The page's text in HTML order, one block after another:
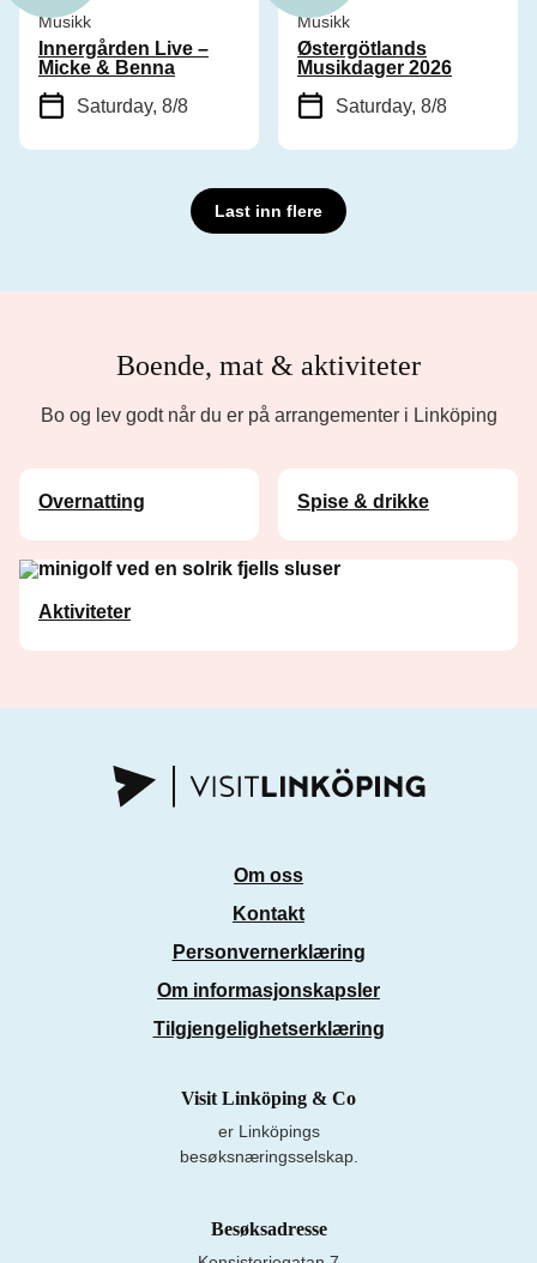
Musikk
Innergården Live –
Micke & Benna
Saturday, 8/8
Musikk
Østergötlands
Musikdager 2026
Saturday, 8/8
Last inn flere
Boende, mat & aktiviteter
Bo og lev godt når du er på arrangementer i Linköping
Overnatting Spise & drikke
Aktiviteter
Om oss
Kontakt
Personvernerklæring
Om informasjonskapsler
Tilgjengelighetserklæring
Visit Linköping & Co
er Linköpings
besøksnæringsselskap.
Besøksadresse